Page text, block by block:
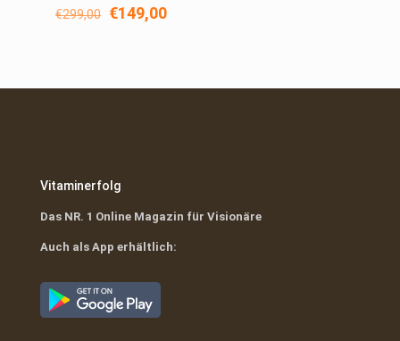
mit
€299,00 Ursprünglicher
€149,00Aktueller
Vitaminerfolg
Das NR. 1 Online Magazin für Visionäre
Auch als App erhältlich: